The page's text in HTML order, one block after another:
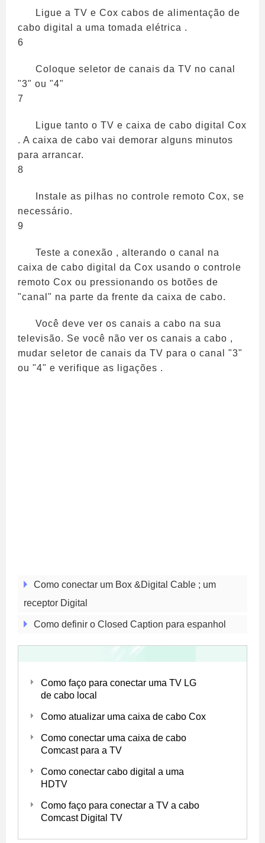
Ligue a TV e Cox cabos de alimentação de
cabo digital a uma tomada elétrica .
6
Coloque seletor de canais da TV no ​​canal
"3" ou "4"
7
Ligue tanto o TV e caixa de cabo digital Cox
. A caixa de cabo vai demorar alguns minutos
para arrancar.
8
Instale as pilhas no controle remoto Cox, se
necessário.
9
Teste a conexão , alterando o canal na
caixa de cabo digital da Cox usando o controle
remoto Cox ou pressionando os botões de
"canal" na parte da frente da caixa de cabo.
Você deve ver os canais a cabo na sua
televisão. Se você não ver os canais a cabo ,
mudar seletor de canais da TV para o canal "3"
ou "4" e verifique as ligações .
Como conectar um Box &Digital Cable ; um
receptor Digital
Como definir o Closed Caption para espanhol
Como faço para conectar uma TV LG
de cabo local
Como atualizar uma caixa de cabo Cox
Como conectar uma caixa de cabo
Comcast para a TV
Como conectar cabo digital a uma
HDTV
Como faço para conectar a TV a cabo
Comcast Digital TV